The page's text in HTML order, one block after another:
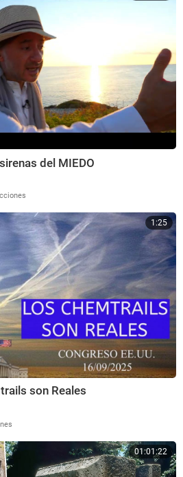
del MIEDO
1:25
son Reales
01:01:22